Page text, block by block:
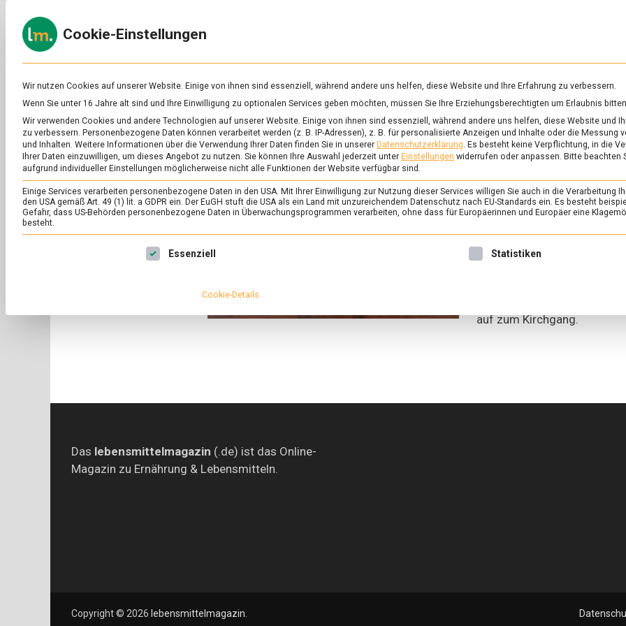
to
content
zu
&
Ernährung
SCHLAGWORT: FLEISCHFREI
ERNÄHRUNG & GESUNDHEIT/
40 Tage ohne: die
Fastenzeit
Für Christen hat am
Kontext?
auf zum Kirchgang.
Das lebensmittelmagazin (.de) ist das Online-
Magazin zu Ernährung & Lebensmitteln.
Copyright © 2026 lebensmittelmagazin
Cookie-Einstellungen
Wir nutzen Cookies auf unserer Website. Einige von ihnen sind essenziell, während andere uns helfen, diese Website und Ihre Erfahrung zu verbessern.
Wenn Sie unter 16 Jahre alt sind und Ihre Einwilligung zu optionalen Services geben möchten, müssen Sie Ihre Erziehungsberechtigten um Erlaubnis
Wir verwenden Cookies und andere Technologien auf unserer Website. Einige von ihnen sind essenziell, während andere uns helfen, diese Website und
zu verbessern. Personenbezogene Daten können verarbeitet werden (z. B. IP-Adressen), z. B. für personalisierte Anzeigen und Inhalte oder die Messung
und Inhalten. Weitere Informationen über die Verwendung Ihrer Daten finden Sie in unserer Datenschutzerklärung. Es besteht keine Verpflichtung, in die
Ihrer Daten einzuwilligen, um dieses Angebot zu nutzen. Sie können Ihre Auswahl jederzeit unter Einstellungen widerrufen oder anpassen. Bitte beachten
aufgrund individueller Einstellungen möglicherweise nicht alle Funktionen der Website verfügbar sind.
Einige Services verarbeiten personenbezogene Daten in den USA. Mit Ihrer Einwilligung zur Nutzung dieser Services willigen Sie auch in die Verarbeitung
den USA gemäß Art. 49 (1) lit. a GDPR ein. Der EuGH stuft die USA als ein Land mit unzureichendem Datenschutz nach EU-Standards ein. Es besteht
Gefahr, dass US-Behörden personenbezogene Daten in Überwachungsprogrammen verarbeiten, ohne dass für Europäerinnen und Europäer eine
besteht.
Es folgt eine Liste der Service-Gruppen, für die eine Einwilligung erteilt werden kann. Die erste Service-Gruppe ist
Essenziell Statistiken
Cookie-Details